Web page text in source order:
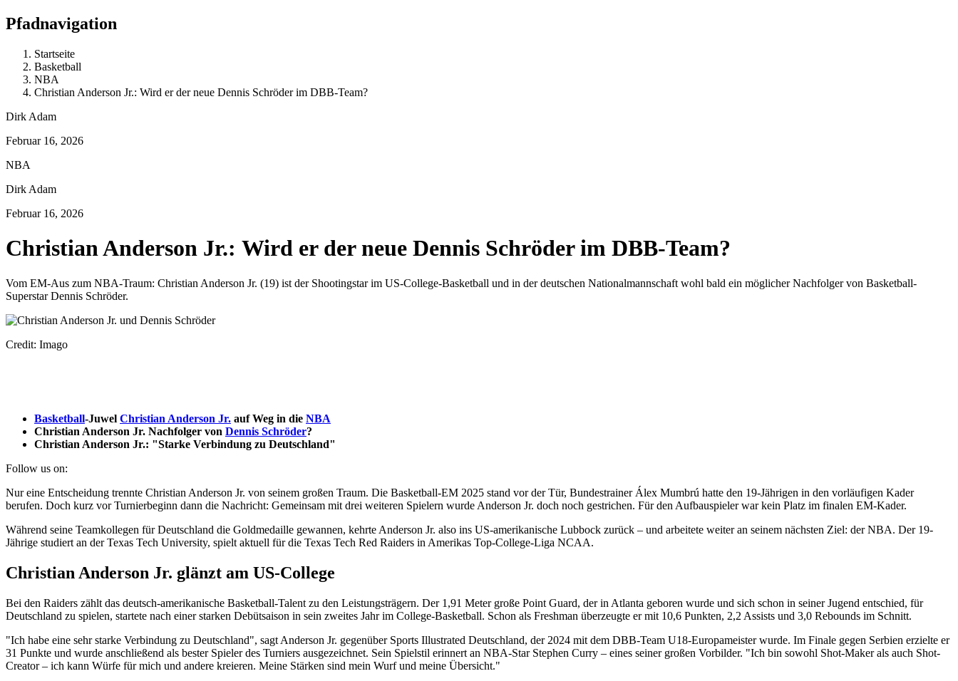
Pfadnavigation
Startseite
Basketball
NBA
Christian Anderson Jr.: Wird er der neue Dennis Schröder im DBB-Team?
Dirk Adam
Februar 16, 2026
NBA
Dirk Adam
Februar 16, 2026
Christian Anderson Jr.: Wird er der neue Dennis Schröder im DBB-Team?
Vom EM-Aus zum NBA-Traum: Christian Anderson Jr. (19) ist der Shootingstar im US-College-Basketball und in der deutschen Nationalmannschaft wohl bald ein möglicher Nachfolger von Basketball-
Superstar Dennis Schröder.
Credit: Imago
Basketball-Juwel Christian Anderson Jr. auf Weg in die NBA
Christian Anderson Jr. Nachfolger von Dennis Schröder?
Christian Anderson Jr.: "Starke Verbindung zu Deutschland"
Follow us on:
Nur eine Entscheidung trennte Christian Anderson Jr. von seinem großen Traum. Die Basketball-EM 2025 stand vor der Tür, Bundestrainer Álex Mumbrú hatte den 19-Jährigen in den vorläufigen Kader
berufen. Doch kurz vor Turnierbeginn dann die Nachricht: Gemeinsam mit drei weiteren Spielern wurde Anderson Jr. doch noch gestrichen. Für den Aufbauspieler war kein Platz im finalen EM-Kader.
Während seine Teamkollegen für Deutschland die Goldmedaille gewannen, kehrte Anderson Jr. also ins US-amerikanische Lubbock zurück – und arbeitete weiter an seinem nächsten Ziel: der NBA. Der 19-
Jährige studiert an der Texas Tech University, spielt aktuell für die Texas Tech Red Raiders in Amerikas Top-College-Liga NCAA.
Christian Anderson Jr. glänzt am US-College
Bei den Raiders zählt das deutsch-amerikanische Basketball-Talent zu den Leistungsträgern. Der 1,91 Meter große Point Guard, der in Atlanta geboren wurde und sich schon in seiner Jugend entschied, für
Deutschland zu spielen, startete nach einer starken Debütsaison in sein zweites Jahr im College-Basketball. Schon als Freshman überzeugte er mit 10,6 Punkten, 2,2 Assists und 3,0 Rebounds im Schnitt.
"Ich habe eine sehr starke Verbindung zu Deutschland", sagt Anderson Jr. gegenüber Sports Illustrated Deutschland, der 2024 mit dem DBB-Team U18-Europameister wurde. Im Finale gegen Serbien erzielte er
31 Punkte und wurde anschließend als bester Spieler des Turniers ausgezeichnet. Sein Spielstil erinnert an NBA-Star Stephen Curry – eines seiner großen Vorbilder. "Ich bin sowohl Shot-Maker als auch Shot-
Creator – ich kann Würfe für mich und andere kreieren. Meine Stärken sind mein Wurf und meine Übersicht."